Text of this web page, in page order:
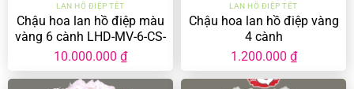
LAN HỒ ĐIỆP TẾT
Chậu hoa lan hồ điệp màu
vàng 6 cành LHD-MV-6-CS-
03
10.000.000 ₫
LAN HỒ ĐIỆP TẾT
Chậu hoa lan hồ điệp vàng
4 cành
1.200.000 ₫